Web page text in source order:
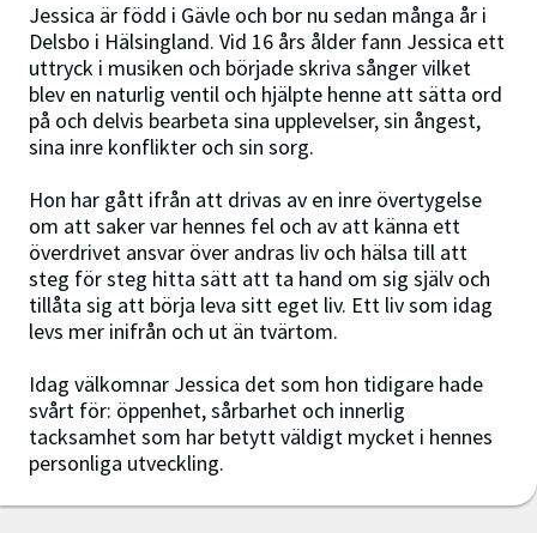
Jessica är född i Gävle och bor nu sedan många år i
Delsbo i Hälsingland. Vid 16 års ålder fann Jessica ett
uttryck i musiken och började skriva sånger vilket
blev en naturlig ventil och hjälpte henne att sätta ord
på och delvis bearbeta sina upplevelser, sin ångest,
sina inre konflikter och sin sorg.
Hon har gått ifrån att drivas av en inre övertygelse
om att saker var hennes fel och av att känna ett
överdrivet ansvar över andras liv och hälsa till att
steg för steg hitta sätt att ta hand om sig själv och
tillåta sig att börja leva sitt eget liv. Ett liv som idag
levs mer inifrån och ut än tvärtom.
Idag välkomnar Jessica det som hon tidigare hade
svårt för: öppenhet, sårbarhet och innerlig
tacksamhet som har betytt väldigt mycket i hennes
personliga utveckling.